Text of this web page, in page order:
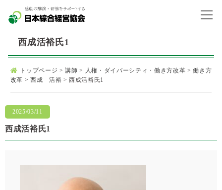
西成活裕氏1
トップページ >講師 > 人権・ダイバーシティ・働き方改革 >働き方
改革 > 西成 活裕 >西成活裕氏1
西成活裕氏1
2025/03/11